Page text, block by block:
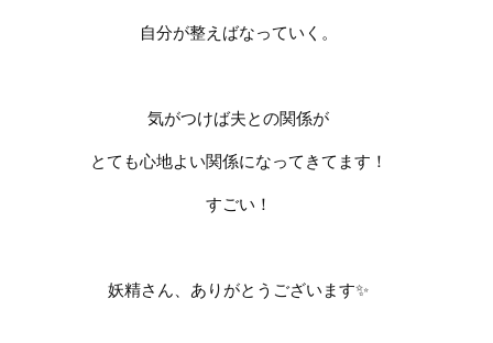
自分が整えばなっていく。
気がつけば夫との関係が
とても心地よい関係になってきてます！
すごい！
妖精さん、ありがとうございます✨